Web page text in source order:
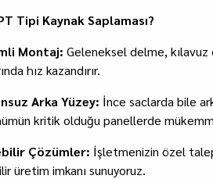
Tipi Kaynak Saplaması?
Montaj: Geleneksel delme, kılavuz
hız kazandırır.
Arka Yüzey: İnce saclarda bile
kritik olduğu panellerde
Çözümler: İşletmenizin özel
üretim imkanı sunuyoruz.